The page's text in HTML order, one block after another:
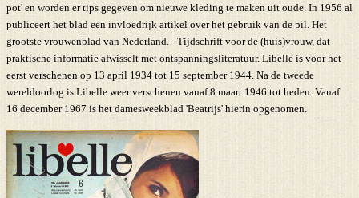
pot' en worden er tips gegeven om nieuwe kleding te maken uit oude. In 1956 al
publiceert het blad een invloedrijk artikel over het gebruik van de pil. Het
grootste vrouwenblad van Nederland. - Tijdschrift voor de (huis)vrouw, dat
praktische informatie afwisselt met ontspanningsliteratuur. Libelle is voor het
eerst verschenen op 13 april 1934 tot 15 september 1944. Na de tweede
wereldoorlog is Libelle weer verschenen vanaf 8 maart 1946 tot heden. Vanaf
16 december 1967 is het damesweekblad 'Beatrijs' hierin opgenomen.